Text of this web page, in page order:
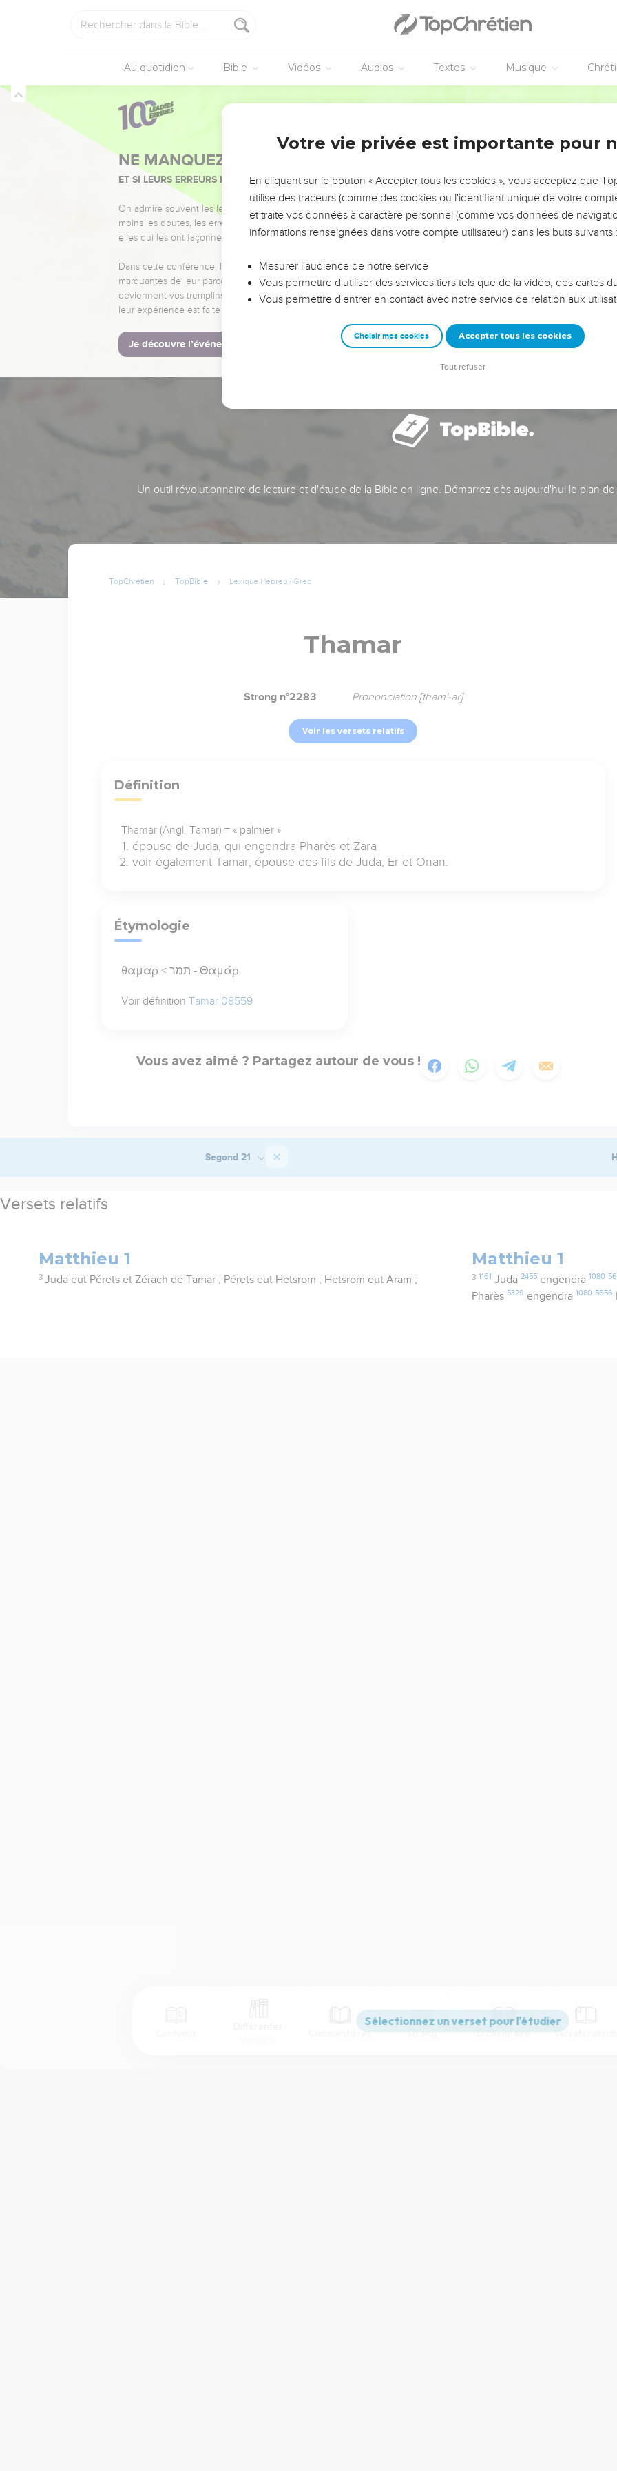
Au quotidien Bible Vidéos Audios Textes Musique
NE MANQUEZ PAS L’ÉVÉNEMENT DE L’ANNÉE !
ET SI LEURS ERREURS POUVAIENT VOUS ÉVITER LES VOTRES ?
On admire souvent les leaders pour leurs réussites, leur impact, leur foi ou leur vision. Mais on voit
moins les doutes, les erreurs et les saisons difficiles qu'ils ont traversés, alors même que ce sont
elles qui les ont façonnés.
Dans cette conférence, leaders, entrepreneurs, et responsables reviennent sur les erreurs
marquantes de leur parcours et les clés pour avancer avec plus de sagesse afin que leurs erreurs
deviennent vos tremplins. Que vous guidiez un ministère, une équipe, un groupe ou une famille,
leur expérience est faite pour vous.
Je découvre l’événement
Un outil révolutionnaire de lecture et d'étude de la Bible en ligne. Démarrez dès aujourd'hui le plan
TopChrétien TopBible Lexique Hébreu / Grec
Thamar
Strong n°2283 Prononciation [tham'-ar]
Voir les versets relatifs
Définition
Thamar (Angl. Tamar) = « palmier »
épouse de Juda, qui engendra Pharès et Zara
voir également Tamar, épouse des fils de Juda, Er et Onan.
Étymologie
θαμαρ < תמר - Θαμάρ
Voir définition Tamar 08559
Vous avez aimé ? Partagez autour de vous !
Commentaires Strong Dictionnaire Versets relatifs
Segond 21
Versets relatifs
Matthieu 1
3 Juda eut Pérets et Zérach de Tamar ; Pérets eut Hetsrom ; Hetsrom eut Aram ;
Matthieu 1
3 1161 Juda 2455engendra 1080
Pharès 5329 engendra 1080 5656
Votre vie privée est importante pour
En cliquant sur le bouton « Accepter tous les cookies », vous acceptez que
utilise des traceurs (comme des cookies ou l'identifiant unique de votre
et traite vos données à caractère personnel (comme vos données de
informations renseignées dans votre compte utilisateur) dans les buts suivants :
Mesurer l'audience de notre service
Vous permettre d'utiliser des services tiers tels que de la vidéo, des cartes
Vous permettre d'entrer en contact avec notre service de relation aux
Choisir mes cookies Accepter tous les cookies
Tout refuser